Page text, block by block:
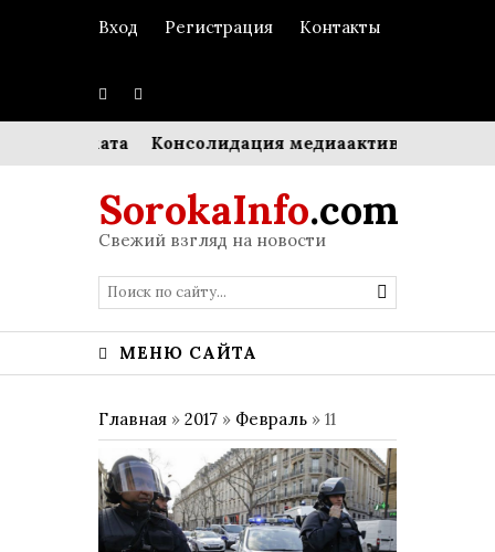
Вход Регистрация Контакты
Консолидация медиаактивов: Hearst
SorokaInfo.com
Свежий взгляд на новости
МЕНЮ САЙТА
Главная » 2017 » Февраль » 11